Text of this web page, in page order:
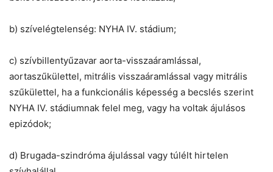
b) szívelégtelenség: NYHA IV. stádium;
c) szívbillentyűzavar aorta-visszaáramlással,
aortaszűkülettel, mitrális visszaáramlással vagy mitrális
szűkülettel, ha a funkcionális képesség a becslés szerint
NYHA IV. stádiumnak felel meg, vagy ha voltak ájulásos
epizódok;
d) Brugada-szindróma ájulással vagy túlélt hirtelen